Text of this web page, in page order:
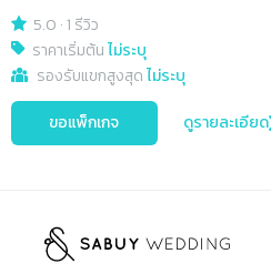
5.0 ·1 รีวิว
ราคาเริ่มต้นไม่ระบุ
รองรับแขกสูงสุดไม่ระบุ
ขอแพ็กเกจ ดูรายละเอียด